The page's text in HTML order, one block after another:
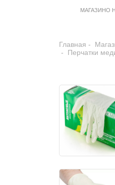
МАГАЗИНО
Главная
Перчатки